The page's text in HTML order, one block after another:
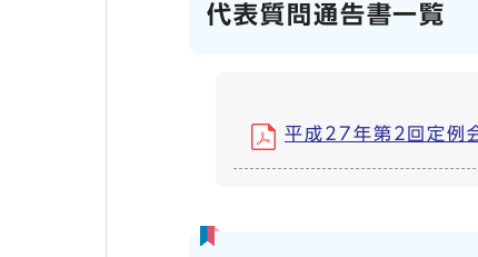
代表質問通告書一覧
平成27年第2回定